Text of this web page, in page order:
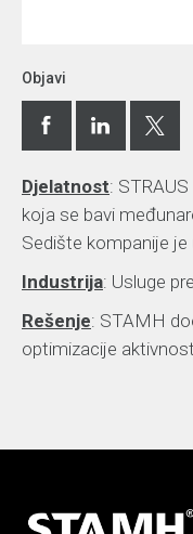
Objavi
Djelatnost:
koja se bavi
Sedište kompanije
Industrija: Usluge
Rešenje: STAMH
optimizacije